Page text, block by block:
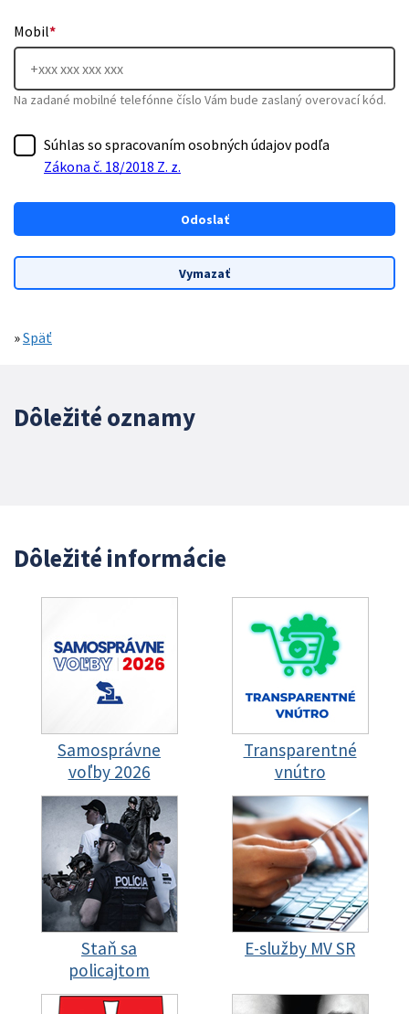
Mobil*
Na zadané mobilné telefónne číslo Vám bude zaslaný overovací kód.
Súhlas so spracovaním osobných údajov podľa
Zákona č. 18/2018 Z. z.
»Späť
Dôležité oznamy
Dôležité informácie
Samosprávne
voľby 2026
Transparentné
vnútro
Staň sa
policajtom
E-služby MV SR